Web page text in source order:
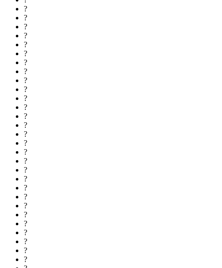
?
?
?
?
?
?
?
?
?
?
?
?
?
?
?
?
?
?
?
?
?
?
?
?
?
?
?
?
?